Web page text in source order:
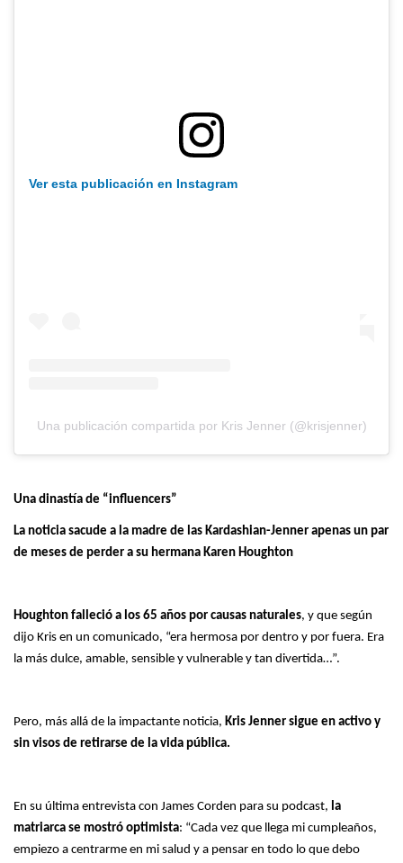
Ver esta publicación en Instagram
Una publicación compartida por Kris Jenner (@krisjenner)
Una dinastía de “influencers”
La noticia sacude a la madre de las Kardashian-Jenner apenas un par
de meses de perder a su hermana Karen Houghton
Houghton falleció a los 65 años por causas naturales, y que según
dijo Kris en un comunicado, “era hermosa por dentro y por fuera. Era
la más dulce, amable, sensible y vulnerable y tan divertida…”.
Pero, más allá de la impactante noticia, Kris Jenner sigue en activo y
sin visos de retirarse de la vida pública.
En su última entrevista con James Corden para su podcast, la
matriarca se mostró optimista: “Cada vez que llega mi cumpleaños,
empiezo a centrarme en mi salud y a pensar en todo lo que debo